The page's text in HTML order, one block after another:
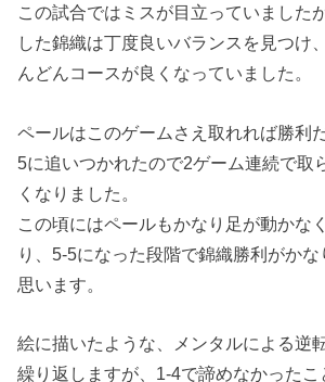
この試合ではミスが目立っていました
した錦織は丁度良いバランスを見つけ
んどんコースが良くなっていました。
ペールはこのゲームさえ取れれば勝利
5に追いつかれたので2ゲーム連続で取
くなりました。
この頃にはペールもかなり足が動かな
り、5-5になった段階で錦織勝利がかな
思います。
絵に描いたような、メンタルによる逆
繰り返しますが、1-4で諦めなかった